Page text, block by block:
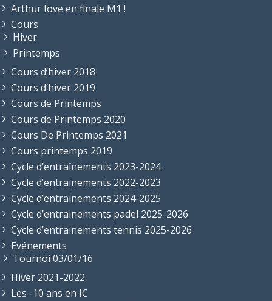
Arthur Iove en finale M1 !
Cours
Hiver
Printemps
Cours d’hiver 2018
Cours d’hiver 2019
Cours de Printemps
Cours de Printemps 2020
Cours De Printemps 2021
Cours printemps 2019
Cycle d’entraînements 2023-2024
Cycle d’entrainements 2022-2023
Cycle d’entrainements 2024-2025
Cycle d’entrainements padel 2025-2026
Cycle d’entrainements tennis 2025-2026
Evénements
Tournoi 03/01/16
Hiver 2021-2022
Les -10 ans en IC